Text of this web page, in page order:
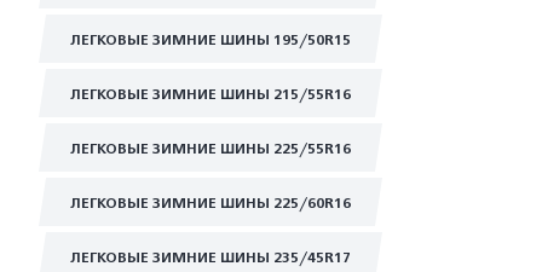
ЛЕГКОВЫЕ ЗИМНИЕ ШИНЫ 195/50R15
ЛЕГКОВЫЕ ЗИМНИЕ ШИНЫ 215/55R16
ЛЕГКОВЫЕ ЗИМНИЕ ШИНЫ 225/55R16
ЛЕГКОВЫЕ ЗИМНИЕ ШИНЫ 225/60R16
ЛЕГКОВЫЕ ЗИМНИЕ ШИНЫ 235/45R17